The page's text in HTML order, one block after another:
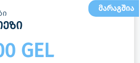
მარაგშია
GEL